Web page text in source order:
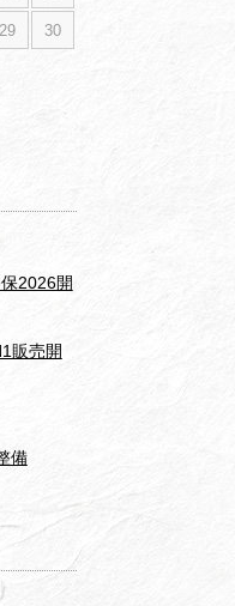
29 30
2026開
販売開
備